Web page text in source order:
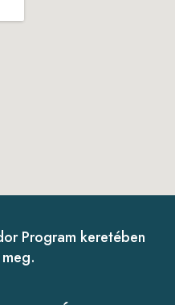
Program keretében